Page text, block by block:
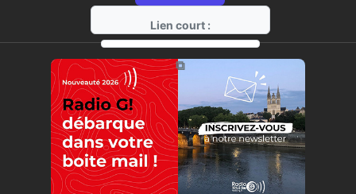
Lien court :
https://radio-g.fr?17433
⧉